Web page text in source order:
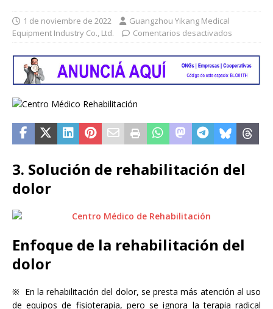
1 de noviembre de 2022
Guangzhou Yikang Medical
Equipment Industry Co., Ltd.
Comentarios desactivados
3. Solución de rehabilitación del
dolor
Enfoque de la rehabilitación del
dolor
※ En la rehabilitación del dolor, se presta más atención al uso
de equipos de fisioterapia, pero se ignora la terapia radical